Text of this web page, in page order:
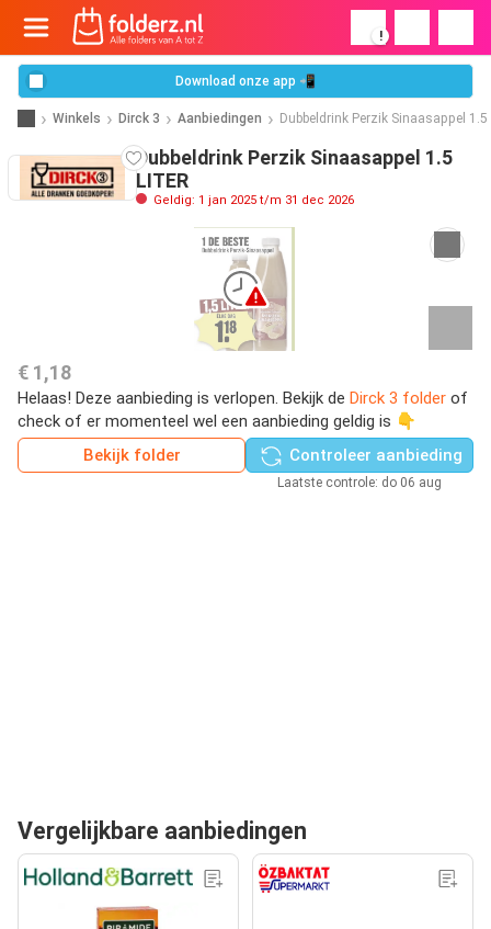
!
Download onze app 📲
Winkels Dirck 3 Aanbiedingen Dubbeldrink Perzik Sinaasappel 1.5
Dubbeldrink Perzik Sinaasappel 1.5
LITER
Geldig: 1 jan 2025 t/m 31 dec 2026
€ 1,18
Helaas! Deze aanbieding is verlopen. Bekijk de Dirck 3 folder of
check of er momenteel wel een aanbieding geldig is 👇
Bekijk folder
Controleer aanbieding
Laatste controle: do 06 aug
Vergelijkbare aanbiedingen